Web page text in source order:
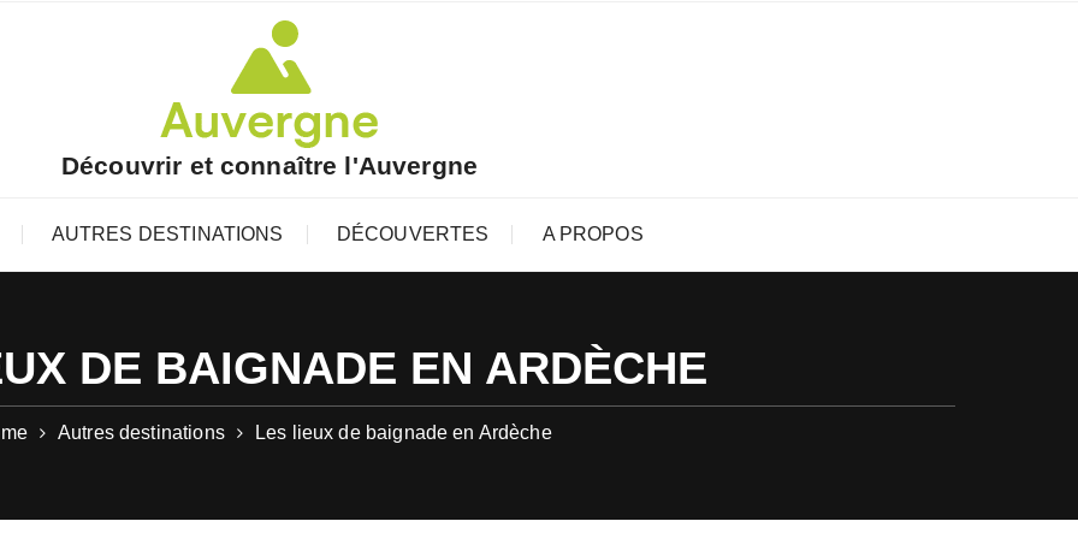
Découvrir et connaître l'Auvergne
AUTRES DESTINATIONS DÉCOUVERTES A PROPOS
DE BAIGNADE EN ARDÈCHE
Autres destinations Les lieux de baignade en Ardèche